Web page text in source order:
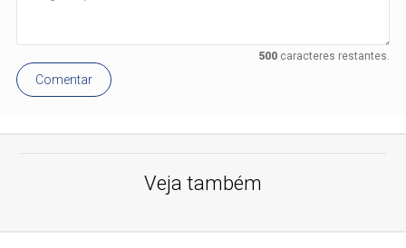
500caracteres restantes.
Comentar
Veja também